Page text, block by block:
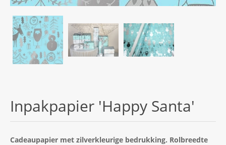
Inpakpapier 'Happy Santa'
Cadeaupapier met zilverkleurige bedrukking. Rolbreedte